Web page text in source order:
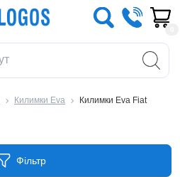
Килимки Eva Килимки Eva Fiat
Фільтр